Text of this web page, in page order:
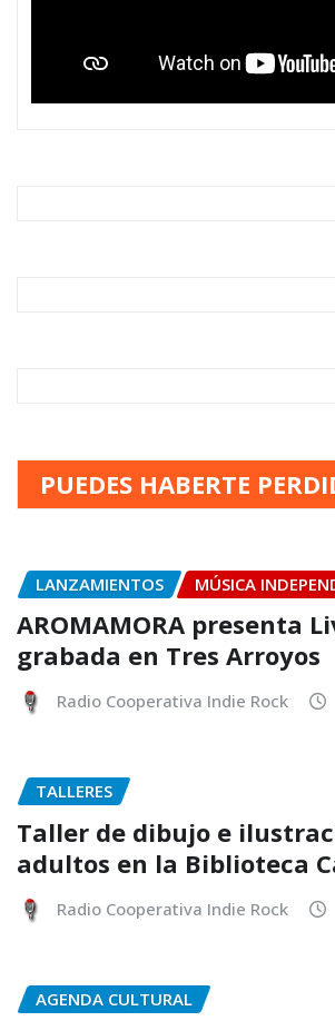
PUEDES HABERTE
LANZAMIENTOS MÚSICA
AROMAMORA presenta
grabada en Tres Arroyos
Radio Cooperativa Indie Rock
TALLERES
Taller de dibujo e
adultos en la Biblioteca
Radio Cooperativa Indie Rock
AGENDA CULTURAL